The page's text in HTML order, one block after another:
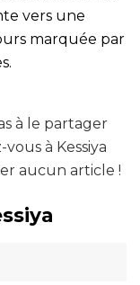
vers une
marquée par
à le partager
à Kessiya
aucun article !